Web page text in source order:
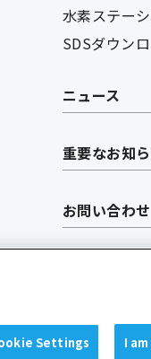
水素ステー
SDSダウン
ニュース
重要なお知
お問い合わせ
Settings I